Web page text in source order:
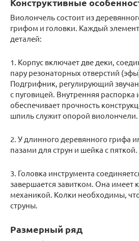
Виолончель состоит из
грифом и головки. Каждый
деталей:
1. Корпус включает две деки,
пару резонаторных отверстий
Подгрифник, регулирующий
с пуговицей. Внутренняя распорка
обеспечивает прочность
шпиль служит опорой виолончели.
2. У длинного деревянного грифа
пазами для струн и шейка с пяткой.
3. Головка инструмента
завершается завитком. Она имеет
механикой. Колки необходимы,
струны.
Размерный ряд